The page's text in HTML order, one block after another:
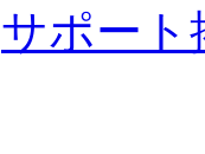
サポート